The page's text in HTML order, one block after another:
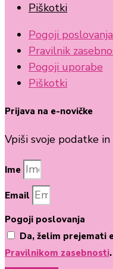
Piškotki
Pogoji poslovanja
Pravilnik
Pogoji uporabe
Piškotki
Prijava na e-novičke
Vpiši svoje podatke
Ime
Email
Pogoji poslovanja
Da, želim prejemati
Pravilnikom zasebnosti.